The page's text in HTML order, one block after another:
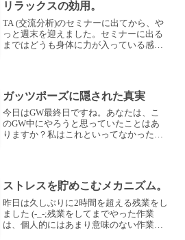
リラックスの効用。
TA (交流分析)のセミナーに出てから、や
っと週末を迎えました。セミナーに出る
まではどうも身体に力が入っている感じ
ガッツポーズに隠された真実
今日はGW最終日ですね。あなたは、こ
のGW中にやろうと思っていたことはあ
りますか？私はこれといってなかったの
ね (^_^)v♪～さて...
ストレスを貯めこむメカニズム。
昨日は久しぶりに2時間を超える残業をし
ました (-_-;残業をしてまでやった作業
は、個人的にはあまり意味のない作業で